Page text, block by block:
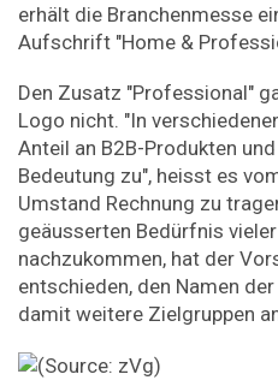
erhält die Branchenmesse
Aufschrift "Home &
Den Zusatz "Professional"
Logo nicht. "In
Anteil an B2B-Produkten
Bedeutung zu", heisst es
Umstand Rechnung zu
geäusserten Bedürfnis
nachzukommen, hat der
entschieden, den Namen
damit weitere Zielgruppen